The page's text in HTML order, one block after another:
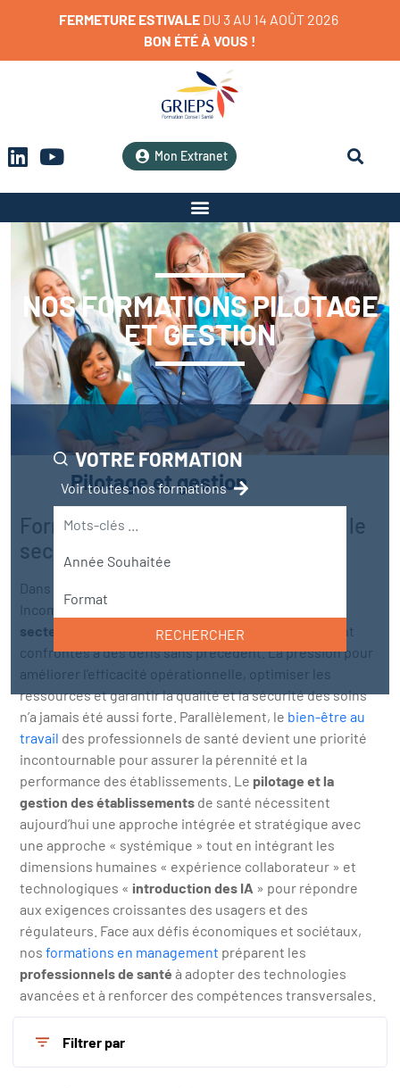
FERMETURE ESTIVALE DU 3 AU 14 AOÛT 2026
BON ÉTÉÀ VOUS !
Mon Extranet
NOS FORMATIONS PILOTAGE
ET GESTION
VOTRE FORMATION
Voir toutes nos formations
RECHERCHER
Pilotage et gestion
Formation pilotage et gestion dans le
secteur de la santé
Dans un
Incomprehensible) et de
secteur de la santé
, les établissements de santé sont
confrontés à des défis sans précédent. La pression pour
améliorer l’efficacité opérationnelle, optimiser les
ressources et garantir la qualité et la sécurité des soins
n’a jamais été aussi forte. Parallèlement, le bien-être au
travail des professionnels de santé devient une priorité
incontournable pour assurer la pérennité et la
performance des établissements. Le pilotage et la
gestion des établissements de santé nécessitent
aujourd’hui une approche intégrée et stratégique avec
une approche « systémique » tout en intégrant les
dimensions humaines « expérience collaborateur » et
technologiques « introduction des IA » pour répondre
aux exigences croissantes des usagers et des
régulateurs. Face aux défis économiques et sociétaux,
nos formations en management préparent les
professionnels de santé à adopter des technologies
avancées et à renforcer des compétences transversales.
Filtrer par